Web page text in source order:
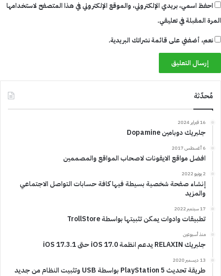
احفظ اسمي، بريدي الإلكتروني، والموقع الإلكتروني في هذا المتصفح لاستخدامها
المرة المقبلة في تعليقي.
نعم، أضفني على قائمة نشراتك البريدية.
مُحدّثة
16 فبراير 2024
جلبريك دوبامين Dopamine
6 أغسطس 2017
افضل مواقع الايقونات لاصحاب المواقع والمصممين
2 يونيو 2022
إنشاء صفحة شخصية بسيطة فيها كافة حسابات التواصل الاجتماعي
والمزيد
17 سبتمبر 2022
تطبيقات وادوات يمكن تثبيتها بواسطة TrollStore
منذ أسبوعين
جلبريك RELAXIN يدعم انظمة iOS 17.0 حتى iOS 17.3.1
13 ديسمبر 2020
طريقة تحديث PlayStation 5 بواسطة USB وتثبيت النظام من جديد